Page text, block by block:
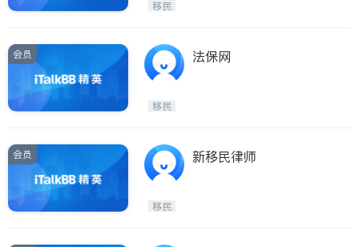
移民
会员 法保网
移民
会员 新移民律师
移民